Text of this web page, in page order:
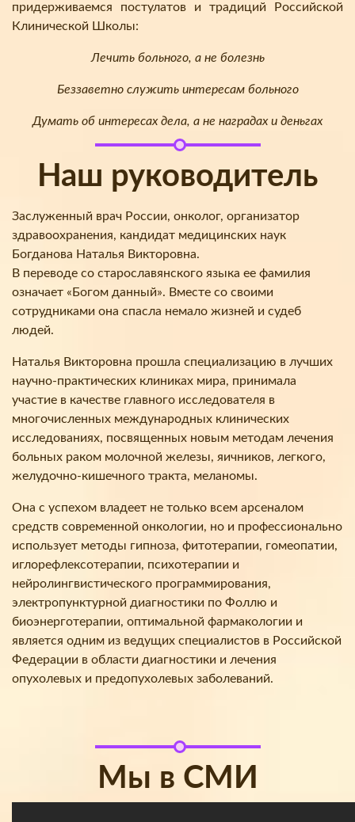
придерживаемся постулатов и традиций Российской
Клинической Школы:
Лечить больного, а не болезнь
Беззаветно служить интересам больного
Думать об интересах дела, а не наградах и деньгах
Наш руководитель
Заслуженный врач России, онколог, организатор
здравоохранения, кандидат медицинских наук
Богданова Наталья Викторовна.
В переводе со старославянского языка ее фамилия
означает «Богом данный». Вместе со своими
сотрудниками она спасла немало жизней и судеб
людей.
Наталья Викторовна прошла специализацию в лучших
научно-практических клиниках мира, принимала
участие в качестве главного исследователя в
многочисленных международных клинических
исследованиях, посвященных новым методам лечения
больных раком молочной железы, яичников, легкого,
желудочно-кишечного тракта, меланомы.
Она с успехом владеет не только всем арсеналом
средств современной онкологии, но и профессионально
использует методы гипноза, фитотерапии, гомеопатии,
иглорефлексотерапии, психотерапии и
нейролингвистического программирования,
электропунктурной диагностики по Фоллю и
биоэнерготерапии, оптимальной фармакологии и
является одним из ведущих специалистов в Российской
Федерации в области диагностики и лечения
опухолевых и предопухолевых заболеваний.
Мы в СМИ